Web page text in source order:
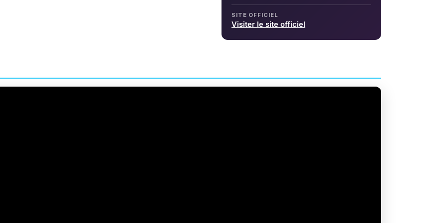
SITE OFFICIEL
Visiter le site officiel